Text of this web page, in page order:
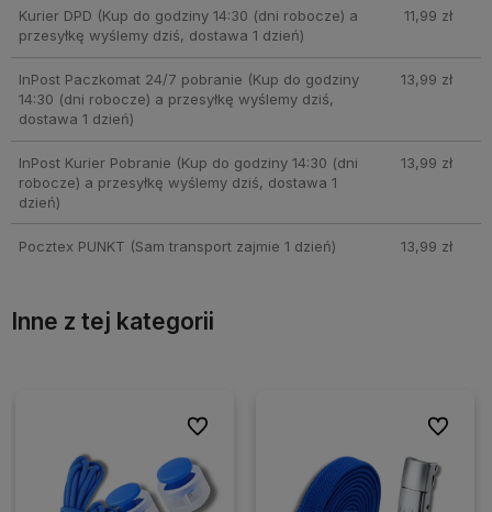
Kurier DPD (Kup do godziny 14:30 (dni robocze) a
przesyłkę wyślemy dziś, dostawa 1 dzień)
11,99 zł
InPost Paczkomat 24/7 pobranie (Kup do godziny
14:30 (dni robocze) a przesyłkę wyślemy dziś,
dostawa 1 dzień)
13,99 zł
InPost Kurier Pobranie (Kup do godziny 14:30 (dni
robocze) a przesyłkę wyślemy dziś, dostawa 1
dzień)
13,99 zł
Pocztex PUNKT (Sam transport zajmie 1 dzień) 13,99 zł
Inne z tej kategorii
Do ulubionych
Do ulubionych Do
Do